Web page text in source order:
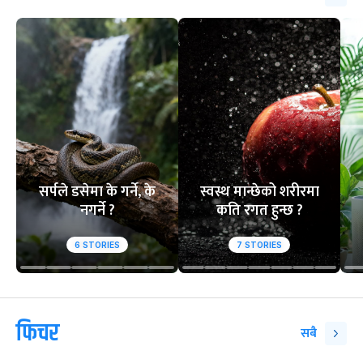
सर्पले डसेमा के गर्ने, के
नगर्ने ?
6 STORIES
स्वस्थ मान्छेको शरीरमा
कति रगत हुन्छ ?
7 STORIES
फिचर सबै